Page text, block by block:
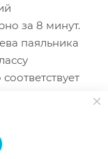
за 8 минут.
паяльника
дерев./